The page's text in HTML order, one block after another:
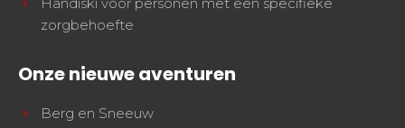
zorgbehoefte
Onze nieuwe aventuren
Berg en Sneeuw